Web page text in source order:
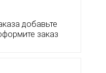
добавьте
заказ